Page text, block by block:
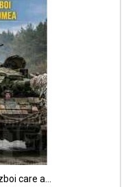
care a...